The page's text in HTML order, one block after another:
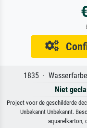
1835 ·
Niet
Project voor de geschilderde
Unbekannt Unbekannt.
aquarelkarton,